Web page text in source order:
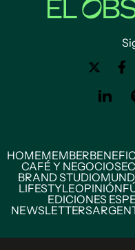
HOMEMEMBER
CAFÉ Y NEGOCIOS
BRAND STUDIO
LIFESTYLEOPINIÓN
EDICIONES
NEWSLETTERS